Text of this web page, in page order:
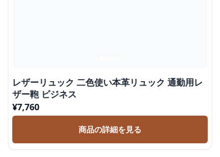
レザーリュック 二色使い本革リュック 通勤用レ
ザー鞄 ビジネス
¥7,760
商品の詳細を見る